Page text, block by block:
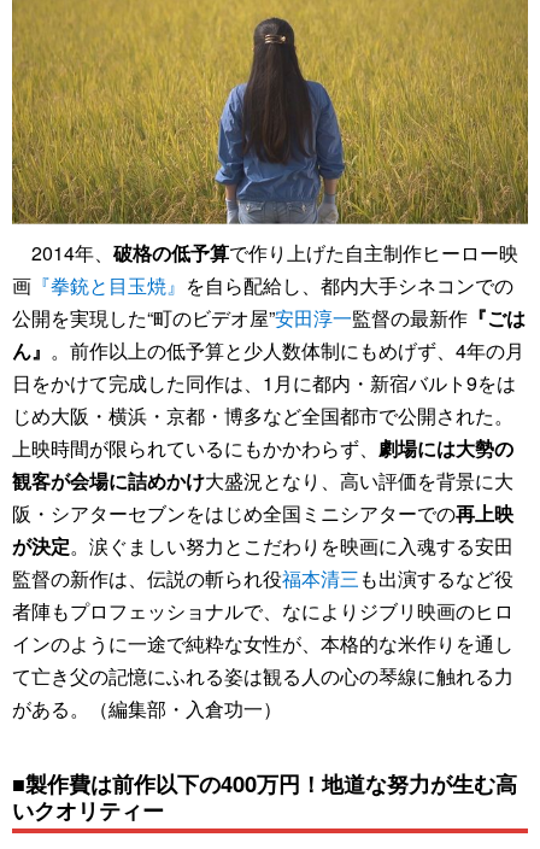
2014年、 破格の低予算で作り上げた自主制作ヒーロー映
画 『拳銃と目玉焼』 を自ら配給し、都内大手シネコンでの
公開を実現した“町のビデオ屋”安田淳一監督の最新作 『ごは
ん』 。前作以上の低予算と少人数体制にもめげず、4年の月
日をかけて完成した同作は、1月に都内・新宿バルト9をは
じめ大阪・横浜・京都・博多など全国都市で公開された。
上映時間が限られているにもかかわらず、 劇場には大勢の
観客が会場に詰めかけ大盛況となり、高い評価を背景に大
阪・シアターセブンをはじめ全国ミニシアターでの再上映
が決定。涙ぐましい努力とこだわりを映画に入魂する安田
監督の新作は、伝説の斬られ役福本清三も出演するなど役
者陣もプロフェッショナルで、なによりジブリ映画のヒロ
インのように一途で純粋な女性が、本格的な米作りを通し
て亡き父の記憶にふれる姿は観る人の心の琴線に触れる力
がある。（編集部・入倉功一）
■製作費は前作以下の400万円！地道な努力が生む高
いクオリティー